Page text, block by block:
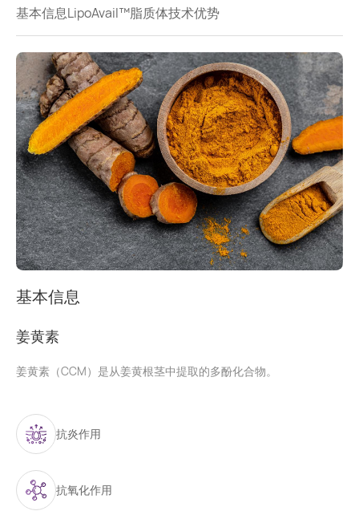
基本信息LipoAvail™脂质体技术优势
基本信息
姜黄素
姜黄素（CCM）是从姜黄根茎中提取的多酚化合物。
抗炎作用
抗氧化作用